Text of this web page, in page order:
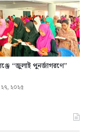
“জুলাই পুনর্জাগরণে”
২০২৫